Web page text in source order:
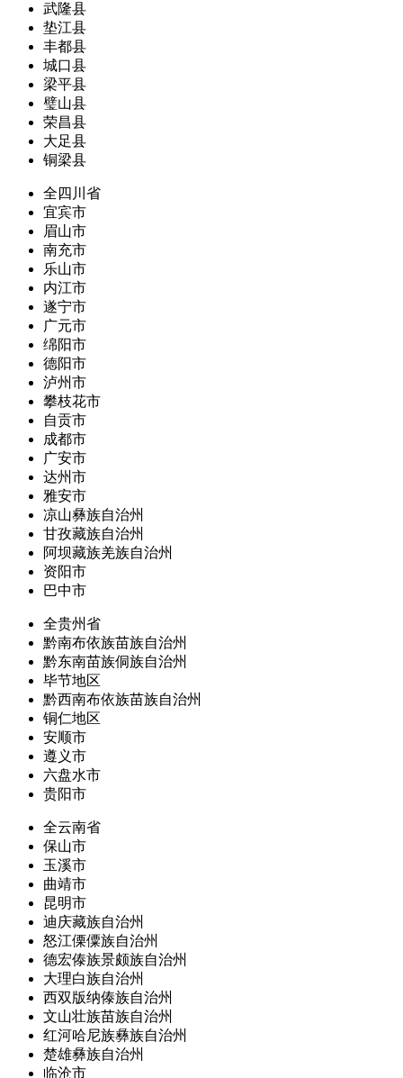
武隆县
垫江县
丰都县
城口县
梁平县
璧山县
荣昌县
大足县
铜梁县
全四川省
宜宾市
眉山市
南充市
乐山市
内江市
遂宁市
广元市
绵阳市
德阳市
泸州市
攀枝花市
自贡市
成都市
广安市
达州市
雅安市
凉山彝族自治州
甘孜藏族自治州
阿坝藏族羌族自治州
资阳市
巴中市
全贵州省
黔南布依族苗族自治州
黔东南苗族侗族自治州
毕节地区
黔西南布依族苗族自治州
铜仁地区
安顺市
遵义市
六盘水市
贵阳市
全云南省
保山市
玉溪市
曲靖市
昆明市
迪庆藏族自治州
怒江傈僳族自治州
德宏傣族景颇族自治州
大理白族自治州
西双版纳傣族自治州
文山壮族苗族自治州
红河哈尼族彝族自治州
楚雄彝族自治州
临沧市